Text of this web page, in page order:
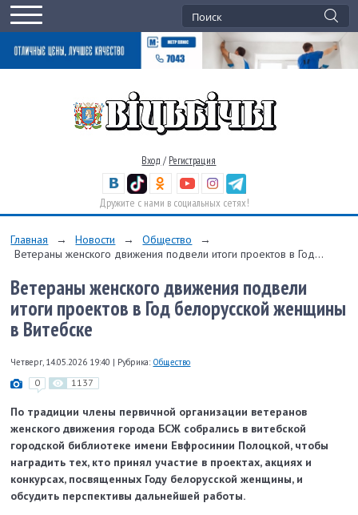
Вход / Регистрация
Дружите с нами в социальных сетях!
Главная → Новости → Общество
→
Ветераны женского движения подвели итоги проектов в Год...
Ветераны женского движения подвели
итоги проектов в Год белорусской женщины
в Витебске
Четверг, 14.05.2026 19:40 | Рубрика: Общество
0 1137
По традиции члены первичной организации ветеранов
женского движения города БСЖ собрались в витебской
городской библиотеке имени Евфросинии Полоцкой, чтобы
наградить тех, кто принял участие в проектах, акциях и
конкурсах, посвященных Году белорусской женщины, и
обсудить перспективы дальнейшей работы.